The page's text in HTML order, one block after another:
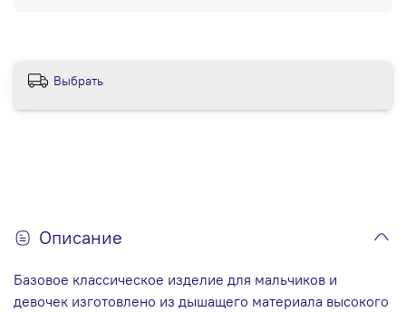
Выбрать
Описание
Базовое классическое изделие для мальчиков и
девочек изготовлено из дышащего материала высокого